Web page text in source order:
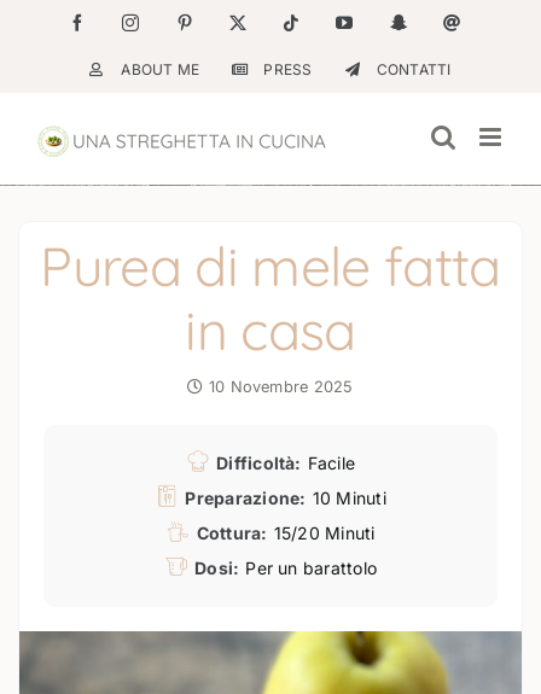
contenuto
FacebookInstagramPinterest Tiktok YouTubeSnapchatEmail
ABOUT ME PRESS CONTATTI
Purea di mele fatta
in casa
10 Novembre 2025
Difficoltà: Facile
Preparazione: 10 Minuti
Cottura: 15/20 Minuti
Dosi: Per un barattolo